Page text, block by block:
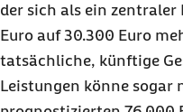
der sich als ein zentraler
Euro auf 30.300 Euro
tatsächliche, künftige
Leistungen könne sogar